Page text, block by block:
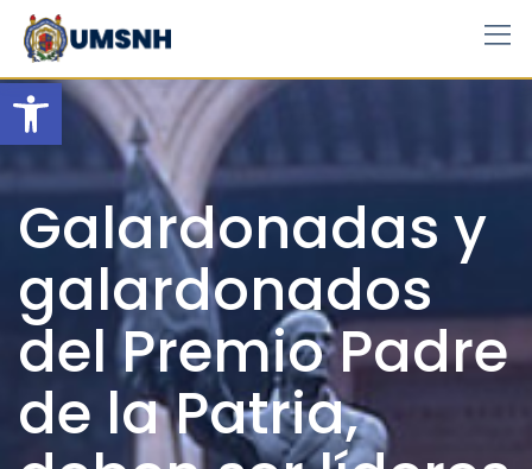
Open toolbar
Skip
content
Galardonadas y
galardonados
del Premio Padre
de la Patria,